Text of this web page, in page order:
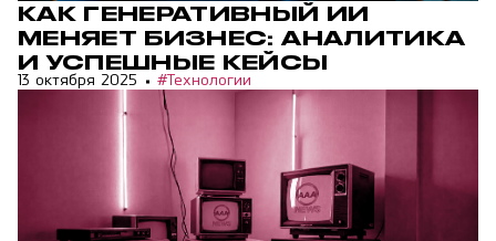
КАК ГЕНЕРАТИВНЫЙ ИИ
МЕНЯЕТ БИЗНЕС: АНАЛИТИКА
И УСПЕШНЫЕ КЕЙСЫ
13 октября 2025 #Технологии